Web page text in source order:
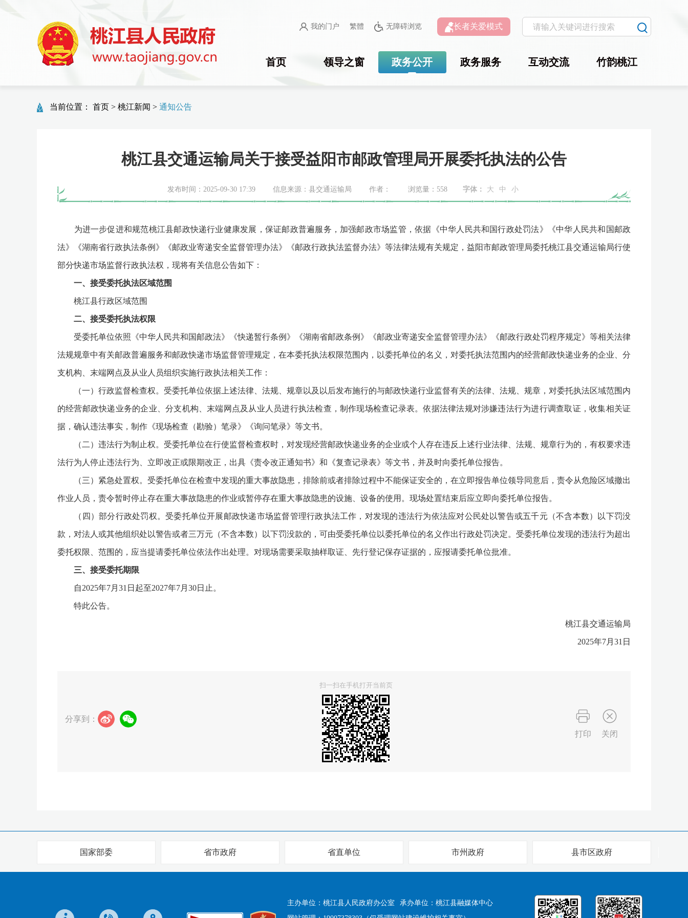
我的门户 繁體 无障碍浏览 长者关爱模式
首页 领导之窗 政务公开 政务服务 互动交流 竹韵桃江
当前位置： 首页 > 桃江新闻 > 通知公告
桃江县交通运输局关于接受益阳市邮政管理局开展委托执法的公告
发布时间：2025-09-30 17:39 信息来源：县交通运输局 作者： 浏览量： 558 字体： 大 中 小
为进一步促进和规范桃江县邮政快递行业健康发展，保证邮政普遍服务，加强邮政市场监管，依据《中华人民共和国行政处罚法》《中华人民共和国邮政
法》《湖南省行政执法条例》《邮政业寄递安全监督管理办法》《邮政行政执法监督办法》等法律法规有关规定，益阳市邮政管理局委托桃江县交通运输局行使
部分快递市场监督行政执法权，现将有关信息公告如下：
一、接受委托执法区域范围
桃江县行政区域范围
二、接受委托执法权限
受委托单位依照《中华人民共和国邮政法》《快递暂行条例》《湖南省邮政条例》《邮政业寄递安全监督管理办法》《邮政行政处罚程序规定》等相关法律
法规规章中有关邮政普遍服务和邮政快递市场监督管理规定，在本委托执法权限范围内，以委托单位的名义，对委托执法范围内的经营邮政快递业务的企业、分
支机构、末端网点及从业人员组织实施行政执法相关工作：
（一）行政监督检查权。受委托单位依据上述法律、法规、规章以及以后发布施行的与邮政快递行业监督有关的法律、法规、规章，对委托执法区域范围内
的经营邮政快递业务的企业、分支机构、末端网点及从业人员进行执法检查，制作现场检查记录表。依据法律法规对涉嫌违法行为进行调查取证，收集相关证
据，确认违法事实，制作《现场检查（勘验）笔录》《询问笔录》等文书。
（二）违法行为制止权。受委托单位在行使监督检查权时，对发现经营邮政快递业务的企业或个人存在违反上述行业法律、法规、规章行为的，有权要求违
法行为人停止违法行为、立即改正或限期改正，出具《责令改正通知书》和《复查记录表》等文书，并及时向委托单位报告。
（三）紧急处置权。受委托单位在检查中发现的重大事故隐患，排除前或者排除过程中不能保证安全的，在立即报告单位领导同意后，责令从危险区域撤出
作业人员，责令暂时停止存在重大事故隐患的作业或暂停存在重大事故隐患的设施、设备的使用。现场处置结束后应立即向委托单位报告。
（四）部分行政处罚权。受委托单位开展邮政快递市场监督管理行政执法工作，对发现的违法行为依法应对公民处以警告或五千元（不含本数）以下罚没
款，对法人或其他组织处以警告或者三万元（不含本数）以下罚没款的，可由受委托单位以委托单位的名义作出行政处罚决定。受委托单位发现的违法行为超出
委托权限、范围的，应当提请委托单位依法作出处理。对现场需要采取抽样取证、先行登记保存证据的，应报请委托单位批准。
三、接受委托期限
自2025年7月31日起至2027年7月30日止。
特此公告。
桃江县交通运输局
2025年7月31日
分享到：
扫一扫在手机打开当前页
打印 关闭
国家部委 省市政府 省直单位 市州政府 县市区政府
主办单位：桃江县人民政府办公室
承办单位：桃江县融媒体中心